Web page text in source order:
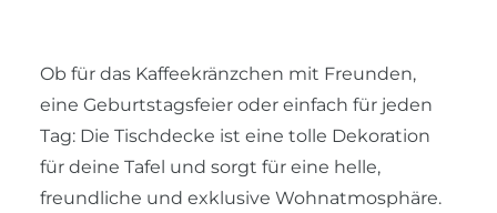
Ob für das Kaffeekränzchen mit Freunden,
eine Geburtstagsfeier oder einfach für jeden
Tag: Die Tischdecke ist eine tolle Dekoration
für deine Tafel und sorgt für eine helle,
freundliche und exklusive Wohnatmosphäre.